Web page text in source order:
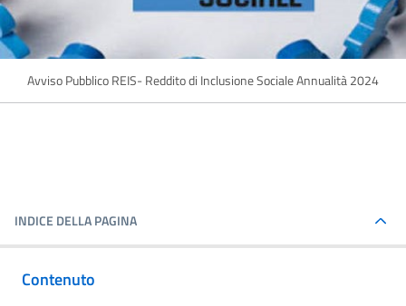
Avviso Pubblico REIS- Reddito di Inclusione Sociale Annualità 2024
INDICE DELLA PAGINA
Contenuto